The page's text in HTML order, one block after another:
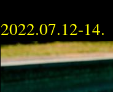
2022.07.12-14.